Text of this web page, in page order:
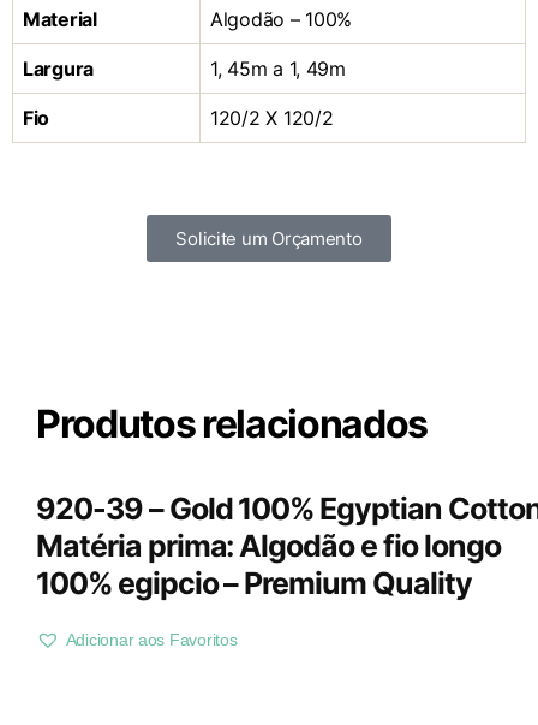
Material Algodão – 100%
Largura 1, 45m a 1, 49m
Fio 120/2 X 120/2
Solicite um Orçamento
Produtos relacionados
920-39 – Gold 100% Egyptian
Matéria prima: Algodão e fio longo
100% egipcio – Premium Quality
Adicionar aos Favoritos